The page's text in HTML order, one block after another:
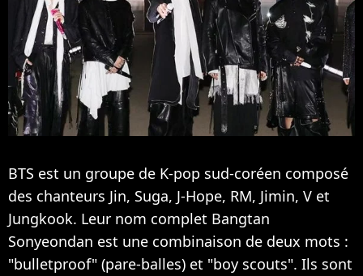
BTS est un groupe de K-pop sud-coréen composé
des chanteurs Jin, Suga, J-Hope, RM, Jimin, V et
Jungkook. Leur nom complet Bangtan
Sonyeondan est une combinaison de deux mots :
"bulletproof" (pare-balles) et "boy scouts". Ils sont